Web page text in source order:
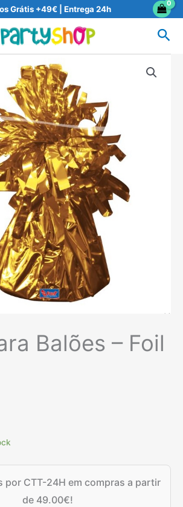
Grátis +49€ | Entrega 24h
Balões – Foil
por CTT-24H em compras a partir
de 49.00€!